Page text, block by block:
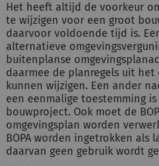
Het heeft altijd de voorkeur
te wijzigen voor een groot
daarvoor voldoende tijd is.
alternatieve
buitenplanse
daarmee de planregels uit
kunnen wijzigen. Een ander
een eenmalige toestemming
bouwproject. Ook moet de
omgevingsplan worden
BOPA worden ingetrokken als
daarvan geen gebruik wordt